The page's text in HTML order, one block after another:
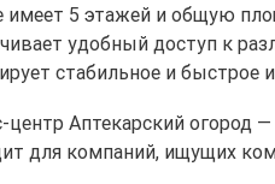
имеет 5 этажей и общую
удобный доступ к
стабильное и быстрое
центр Аптекарский огород
для компаний, ищущих